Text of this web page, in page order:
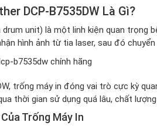
DCP-B7535DW Là Gì?
unit) là một linh kiện quan trọng
hình ảnh từ tia laser, sau đó
trống máy in đóng vai trò cực kỳ
thời gian sử dụng quá lâu, chất
Trống Máy In